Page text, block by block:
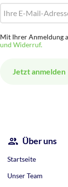
Mit Ihrer Anmeldung
und Widerruf.
Über uns
Startseite
Unser Team